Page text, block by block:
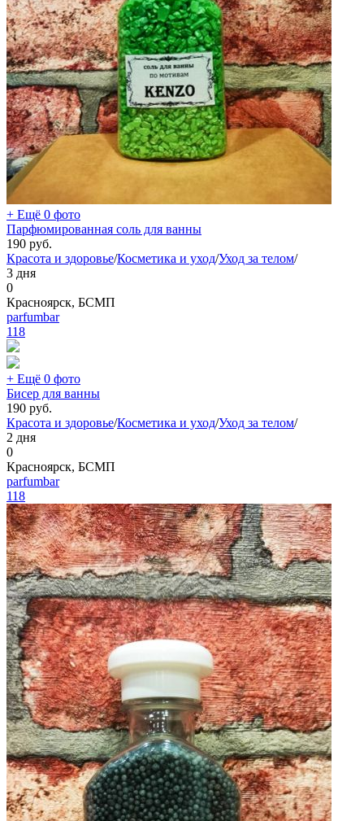
+ Ещё 0 фото
Парфюмированная соль для ванны
190 руб.
Красота и здоровье/Косметика и уход/Уход за телом/
3 дня
0
Красноярск, БСМП
parfumbar
118
+ Ещё 0 фото
Бисер для ванны
190 руб.
Красота и здоровье/Косметика и уход/Уход за телом/
2 дня
0
Красноярск, БСМП
parfumbar
118